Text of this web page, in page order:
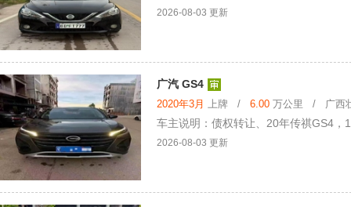
2026-08-03 更新
广汽 GS4
2020年3月 上牌 / 6.00 万公里 / 广西壮
车主说明：债权转让、20年传祺GS4
2026-08-03 更新